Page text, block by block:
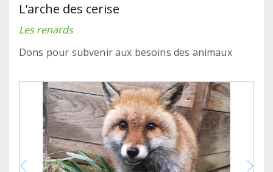
L’arche des cerise
Les renards
Dons pour subvenir aux besoins des animaux